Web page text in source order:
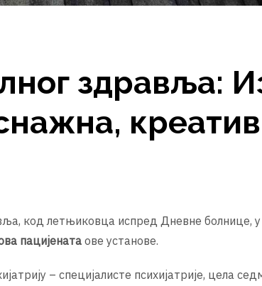
здравља:
код летњиковца испред Дневне болнице,
пацијената ове установе.
– специјалисте психијатрије, цела